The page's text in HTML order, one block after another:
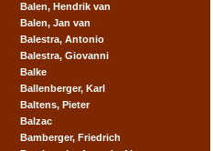
Balen, Hendrik van
Balen, Jan van
Balestra, Antonio
Balestra, Giovanni
Balke
Ballenberger, Karl
Baltens, Pieter
Balzac
Bamberger, Friedrich